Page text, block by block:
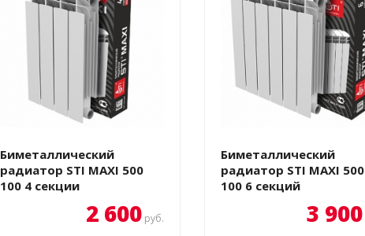
Биметаллический
радиатор STI MAXI 500
100 4 секции
2 600 руб.
Биметаллический
радиатор STI MAXI 500
100 6 секций
3 900